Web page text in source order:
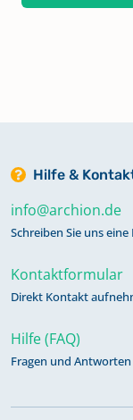
Hilfe &
info@archion.de
Schreiben Sie uns eine
Kontaktformular
Direkt Kontakt
Hilfe (FAQ)
Fragen und Antworten